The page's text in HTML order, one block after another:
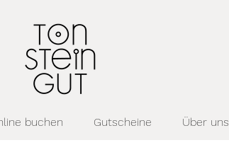
buchen Gutscheine Über uns